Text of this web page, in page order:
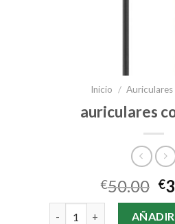
Inicio / Auriculares
auriculares
€50.00 €
auriculares con cable